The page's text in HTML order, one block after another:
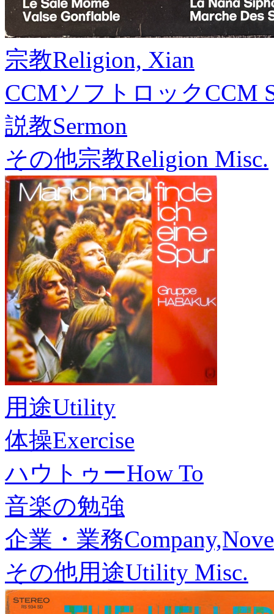
宗教Religion, Xian
CCMソフトロックCCM
説教Sermon
その他宗教Religion Misc.
用途Utility
体操Exercise
ハウトゥーHow To
音楽の勉強
企業・業務
その他用途Utility Misc.